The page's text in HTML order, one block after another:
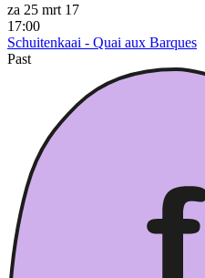
za 25 mrt 17
17:00
Schuitenkaai - Quai aux Barques
Past